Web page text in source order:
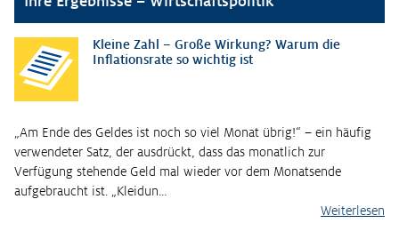
Kleine Zahl – Große Wirkung? Warum die
Inflationsrate so wichtig ist
„Am Ende des Geldes ist noch so viel Monat übrig!“ – ein häufig
verwendeter Satz, der ausdrückt, dass das monatlich zur
Verfügung stehende Geld mal wieder vor dem Monatsende
aufgebraucht ist. „Kleidun…
Weiterlesen